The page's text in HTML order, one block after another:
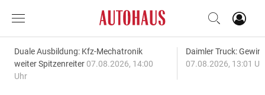
Duale Ausbildung: Kfz-Mechatronik
weiter Spitzenreiter 07.08.2026, 14:00
Uhr
Daimler Truck:
07.08.2026, 13:01